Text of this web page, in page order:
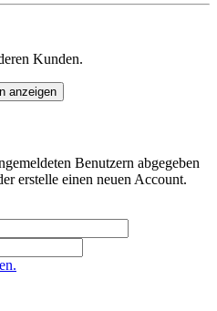
Kunden.
anzeigen
Benutzern abgegeben
erstelle einen neuen Account.